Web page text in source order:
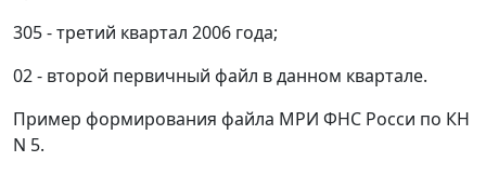
305 - третий квартал 2006 года;
02 - второй первичный файл в данном квартале.
Пример формирования файла МРИ ФНС Росси по КН
N 5.